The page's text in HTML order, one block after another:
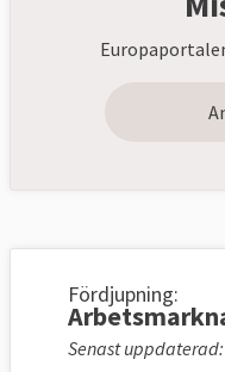
Fördjupning:
Senast